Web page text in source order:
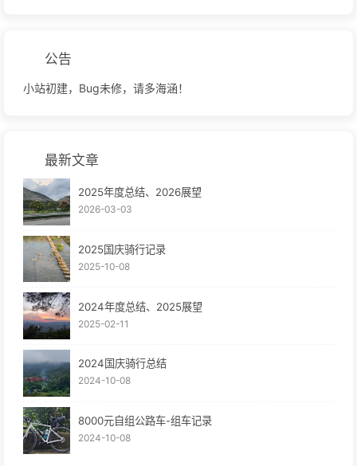
公告
小站初建，Bug未修，请多海涵！
最新文章
2025年度总结、2026展望
2026-03-03
2025国庆骑行记录
2025-10-08
2024年度总结、2025展望
2025-02-11
2024国庆骑行总结
2024-10-08
8000元自组公路车-组车记录
2024-10-08